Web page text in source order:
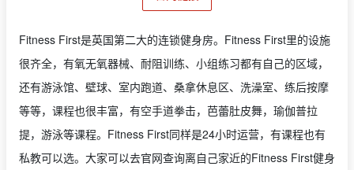
Fitness First是英国第二大的连锁健身房。Fitness First里的设施
很齐全，有氧无氧器械、耐阻训练、小组练习都有自己的区域，
还有游泳馆、壁球、室内跑道、桑拿休息区、洗澡室、练后按摩
等等，课程也很丰富，有空手道拳击，芭蕾肚皮舞，瑜伽普拉
提，游泳等课程。Fitness First同样是24小时运营，有课程也有
私教可以选。大家可以去官网查询离自己家近的Fitness First健身